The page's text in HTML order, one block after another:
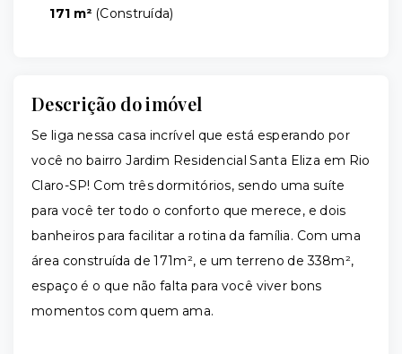
171 m² (Construída)
Descrição do imóvel
Se liga nessa casa incrível que está esperando por
você no bairro Jardim Residencial Santa Eliza em Rio
Claro-SP! Com três dormitórios, sendo uma suíte
para você ter todo o conforto que merece, e dois
banheiros para facilitar a rotina da família. Com uma
área construída de 171m², e um terreno de 338m²,
espaço é o que não falta para você viver bons
momentos com quem ama.